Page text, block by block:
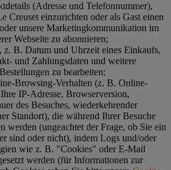
(Adresse und Telefonnummer),
Creuset einzurichten oder als Gast einen
unsere Marketingkommunikation im
Webseite zu abonnieren;
z. B. Datum und Uhrzeit eines Einkaufs,
und Zahlungsdaten und weitere
zu bearbeiten;
Browsing-Verhalten (z. B. Online-
IP-Adresse, Browserversion,
des Besuches, wiederkehrender
Standort), die während Ihrer Besuche
werden (ungeachtet der Frage, ob Sie ein
sind oder nicht), indem Logs und/oder
wie z. B. "Cookies" oder E-Mail
werden (für Informationen zur